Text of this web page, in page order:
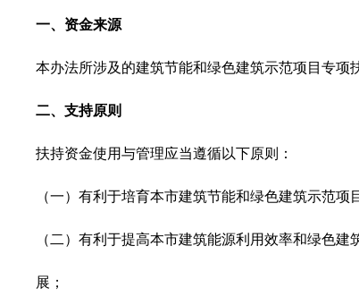
一、资金来源
本办法所涉及的建筑节能和绿色建筑示范项目专项
二、支持原则
扶持资金使用与管理应当遵循以下原则：
（一）有利于培育本市建筑节能和绿色建筑示范项
（二）有利于提高本市建筑能源利用效率和绿色建
展；